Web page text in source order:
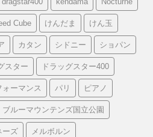
Cube けんだま けん玉
カタン シドニー ショパン
スター ドラッグスター400
ォーマンス パリ ピアノ
ブルーマウンテンズ国立公園
ーズ メルボルン